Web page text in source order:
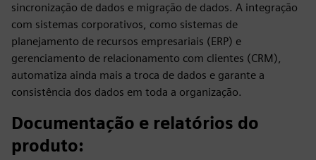
sincronização de dados e migração de dados. A integração
com sistemas corporativos, como sistemas de
planejamento de recursos empresariais (ERP) e
gerenciamento de relacionamento com clientes (CRM),
automatiza ainda mais a troca de dados e garante a
consistência dos dados em toda a organização.
Documentação e relatórios do
produto: